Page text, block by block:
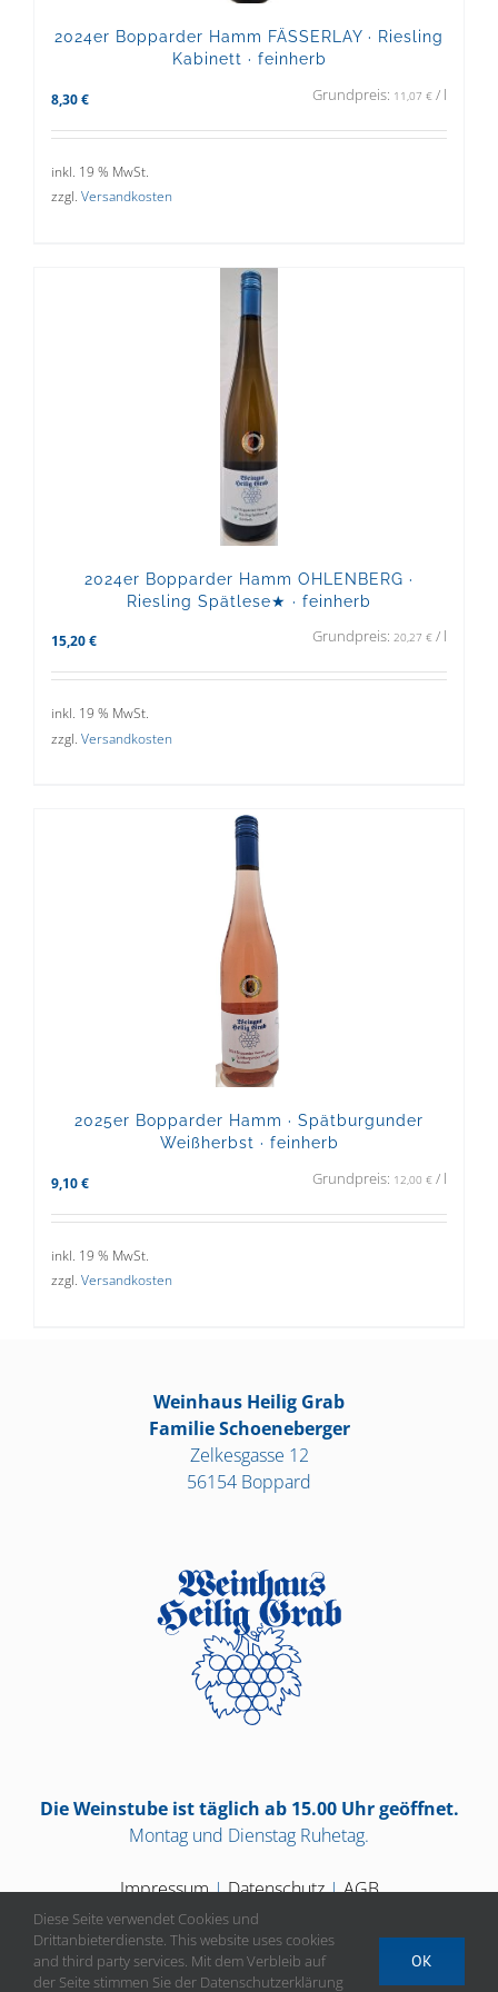
2024er Bopparder Hamm FÄSSERLAY · Riesling
Kabinett · feinherb
8,30 € Grundpreis: 11,07 € / l
inkl. 19 % MwSt.
zzgl. Versandkosten
2024er Bopparder Hamm OHLENBERG ·
Riesling Spätlese★ · feinherb
15,20 € Grundpreis: 20,27 € / l
inkl. 19 % MwSt.
zzgl. Versandkosten
2025er Bopparder Hamm · Spätburgunder
Weißherbst · feinherb
9,10 € Grundpreis: 12,00 € / l
inkl. 19 % MwSt.
zzgl. Versandkosten
Weinhaus Heilig Grab
Familie Schoeneberger
Zelkesgasse 12
56154 Boppard
Die Weinstube ist täglich ab 15.00 Uhr geöffnet.
Montag und Dienstag Ruhetag.
Impressum|Datenschutz|AGB
Diese Seite verwendet Cookies und
Drittanbieterdienste. This website uses cookies
and third party services. Mit dem Verbleib auf
der Seite stimmen Sie der Datenschutzerklärung
OK